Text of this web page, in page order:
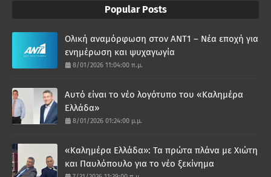
Popular Posts
Ολική αναμόρφωση στον ΑΝΤ1 – Νέα εποχή για
ενημέρωση και ψυχαγωγία
8/01/2026 11:04:00 π.μ.
Αυτό είναι το νέο λογότυπο του «Καλημέρα
Ελλάδα»
8/01/2026 01:24:00 μ.μ.
«Καλημέρα Ελλάδα»: Τα πρώτα πλάνα με Χιώτη
και Παυλόπουλο για το νέο ξεκίνημα